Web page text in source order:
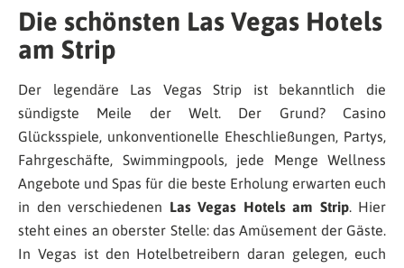
Die schönsten Las Vegas Hotels
am Strip
Der legendäre Las Vegas Strip ist bekanntlich die
sündigste Meile der Welt. Der Grund? Casino
Glücksspiele, unkonventionelle Eheschließungen, Partys,
Fahrgeschäfte, Swimmingpools, jede Menge Wellness
Angebote und Spas für die beste Erholung erwarten euch
in den verschiedenen Las Vegas Hotels am Strip. Hier
steht eines an oberster Stelle: das Amüsement der Gäste.
In Vegas ist den Hotelbetreibern daran gelegen, euch